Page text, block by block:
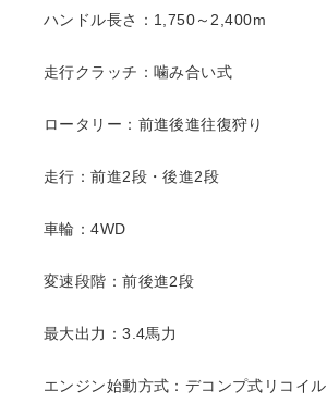
ハンドル長さ：1,750～2,400m
走行クラッチ：噛み合い式
ロータリー：前進後進往復狩り
走行：前進2段・後進2段
車輪：4WD
変速段階：前後進2段
最大出力：3.4馬力
エンジン始動方式：デコンプ式リコイル